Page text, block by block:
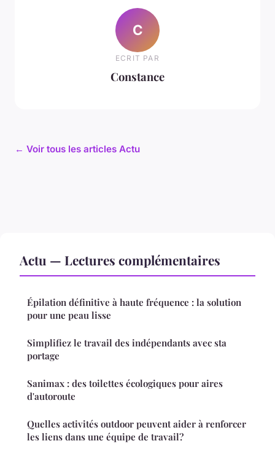
C
ECRIT PAR
Constance
← Voir tous les articles Actu
Actu — Lectures complémentaires
Épilation définitive à haute fréquence : la solution
pour une peau lisse
Simplifiez le travail des indépendants avec sta
portage
Sanimax : des toilettes écologiques pour aires
d'autoroute
Quelles activités outdoor peuvent aider à renforcer
les liens dans une équipe de travail?